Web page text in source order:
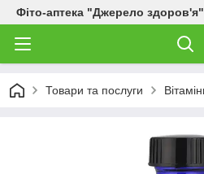
Фіто-аптека "Джерело
Товари та послуги